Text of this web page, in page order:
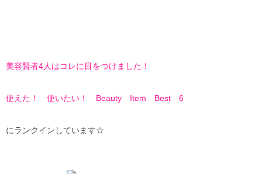
美容賢者4人はコレに目をつけました！
使えた！ 使いたい！ Beauty Item Best 6
にランクインしています☆